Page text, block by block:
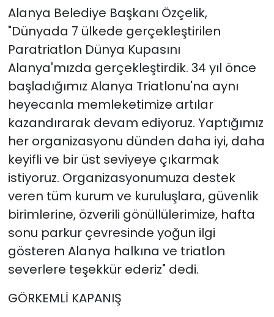
Alanya Belediye Başkanı Özçelik,
"Dünyada 7 ülkede gerçekleştirilen
Paratriatlon Dünya Kupasını
Alanya'mızda gerçekleştirdik. 34 yıl önce
başladığımız Alanya Triatlonu'na aynı
heyecanla memleketimize artılar
kazandırarak devam ediyoruz. Yaptığımız
her organizasyonu dünden daha iyi, daha
keyifli ve bir üst seviyeye çıkarmak
istiyoruz. Organizasyonumuza destek
veren tüm kurum ve kuruluşlara, güvenlik
birimlerine, özverili gönüllülerimize, hafta
sonu parkur çevresinde yoğun ilgi
gösteren Alanya halkına ve triatlon
severlere teşekkür ederiz" dedi.
GÖRKEMLİ KAPANIŞ